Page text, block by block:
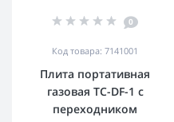
0
Код товара: 7141001
Плита портативная
газовая TC-DF-1 с
переходником